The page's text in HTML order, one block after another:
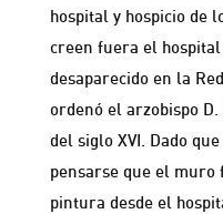
hospital y hospicio de
creen fuera el
desaparecido en la
ordenó el arzobispo
del siglo XVI. Dado
pensarse que el muro
pintura desde el